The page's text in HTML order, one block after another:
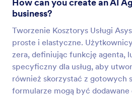
business?
Tworzenie Kosztorys Usługi
proste i elastyczne.
zera, definiując funkcję agenta,
specyficzny dla usług, aby
również skorzystać z gotowych
formularze mogą być dodawane